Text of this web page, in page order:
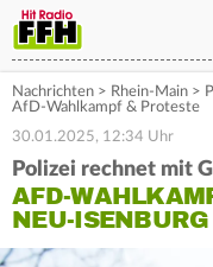
Nachrichten > Rhein-Main >
AfD-Wahlkampf & Proteste
30.01.2025, 12:34 Uhr
Polizei rechnet mit
AFD-
NEU-ISENBURG